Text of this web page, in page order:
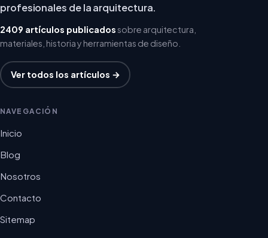
profesionales de la arquitectura.
2409 artículos publicadossobre arquitectura,
materiales, historia y herramientas de diseño.
Ver todos los artículos →
NAVEGACIÓN
Inicio
Blog
Nosotros
Contacto
Sitemap